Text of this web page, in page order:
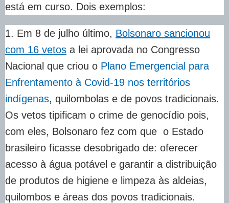
está em curso. Dois exemplos:
1. Em 8 de julho último, Bolsonaro sancionou
com 16 vetos a lei aprovada no Congresso
Nacional que criou o Plano Emergencial para
Enfrentamento à Covid-19 nos territórios
indígenas, quilombolas e de povos tradicionais.
Os vetos tipificam o crime de genocídio pois,
com eles, Bolsonaro fez com que o Estado
brasileiro ficasse desobrigado de: oferecer
acesso à água potável e garantir a distribuição
de produtos de higiene e limpeza às aldeias,
quilombos e áreas dos povos tradicionais.